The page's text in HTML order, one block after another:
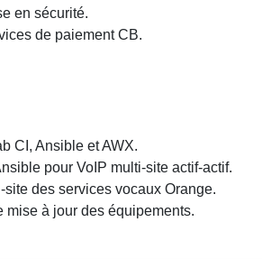
en sécurité.
de paiement CB.
CI, Ansible et AWX.
pour VoIP multi-site actif-actif.
des services vocaux Orange.
mise à jour des équipements.